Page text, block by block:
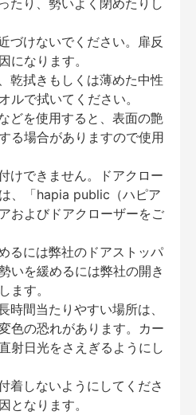
たり、勢いよく閉めたりし
づけないでください。扉反
になります。
乾拭きもしくは薄めた中性
ルで拭いてください。
どを使用すると、表面の艶
る場合がありますので使用
けできません。ドアクロー
、「hapia public（ハピア
およびドアクローザーをご
るには弊社のドアストッパ
いを緩めるには弊社の開き
ます。
間当たりやすい場所は、
色の恐れがあります。カー
射日光をさえぎるようにし
着しないようにしてくださ
となります。